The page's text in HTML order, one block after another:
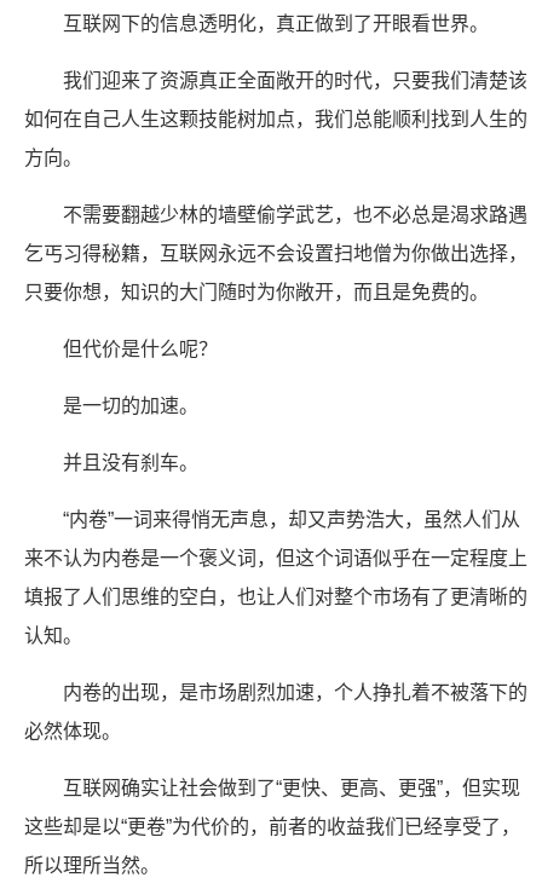
互联网下的信息透明化，真正做到了开眼看世界。
我们迎来了资源真正全面敞开的时代，只要我们清楚该
如何在自己人生这颗技能树加点，我们总能顺利找到人生的
方向。
不需要翻越少林的墙壁偷学武艺，也不必总是渴求路遇
乞丐习得秘籍，互联网永远不会设置扫地僧为你做出选择，
只要你想，知识的大门随时为你敞开，而且是免费的。
但代价是什么呢？
是一切的加速。
并且没有刹车。
“内卷”一词来得悄无声息，却又声势浩大，虽然人们从
来不认为内卷是一个褒义词，但这个词语似乎在一定程度上
填报了人们思维的空白，也让人们对整个市场有了更清晰的
认知。
内卷的出现，是市场剧烈加速，个人挣扎着不被落下的
必然体现。
互联网确实让社会做到了“更快、更高、更强”，但实现
这些却是以“更卷”为代价的，前者的收益我们已经享受了，
所以理所当然。